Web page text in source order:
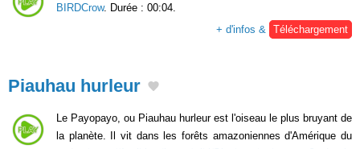
BIRDCrow. Durée : 00:04.
+ d'infos &
Téléchargement
Piauhau hurleur
Le Payopayo, ou Piauhau hurleur est l'oiseau le plus bruyant de
la planète. Il vit dans les forêts amazoniennes d'Amérique du